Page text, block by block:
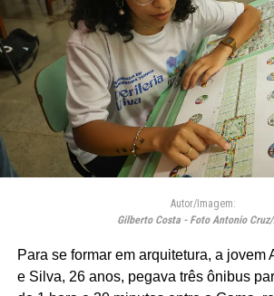
Autor/Imagem:
Gilberto Costa - Foto Antonio
Para se formar em arquitetura, a jovem
e Silva, 26 anos, pegava três ônibus